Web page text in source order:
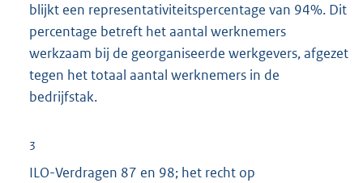
blijkt een representativiteitspercentage van 94%. Dit
percentage betreft het aantal werknemers
werkzaam bij de georganiseerde werkgevers, afgezet
tegen het totaal aantal werknemers in de
bedrijfstak.
3
ILO-Verdragen 87 en 98; het recht op